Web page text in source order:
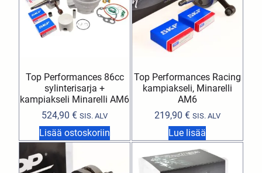
Top Performances 86cc
sylinterisarja +
kampiakseli Minarelli AM6
524,90€ SIS. ALV
Lisää ostoskoriin
Top Performances Racing
kampiakseli, Minarelli
AM6
219,90 € SIS. ALV
Lue lisää